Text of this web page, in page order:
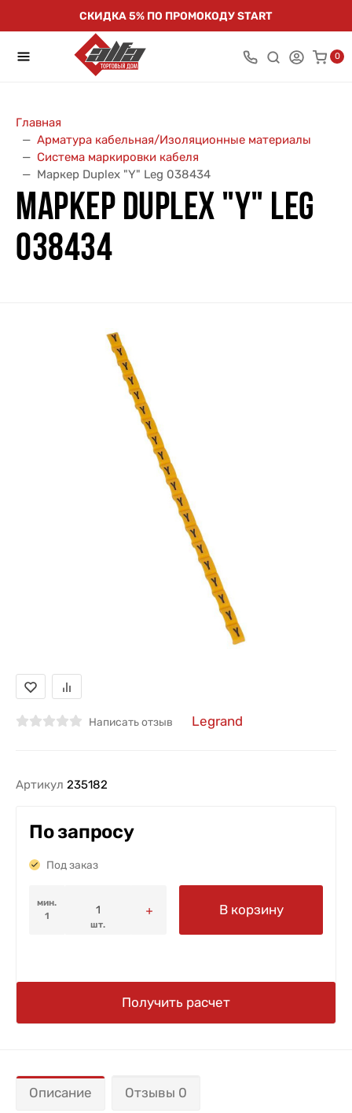
СКИДКА 5% ПО ПРОМОКОДУ START
0
Главная
Арматура кабельная/Изоляционные материалы
Система маркировки кабеля
Маркер Duplex "Y" Leg 038434
МАРКЕР DUPLEX "Y" LEG
038434
Написать отзыв Legrand
Артикул 235182
По запросу
Под заказ
мин.
1
шт.
В корзину
Получить расчет
Описание Отзывы 0